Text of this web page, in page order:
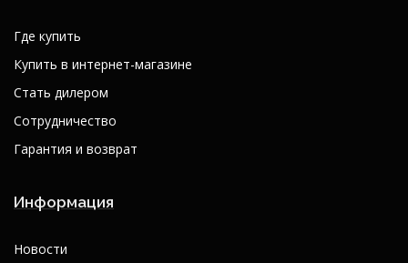
Где купить
Купить в интернет-магазине
Стать дилером
Сотрудничество
Гарантия и возврат
Информация
Новости